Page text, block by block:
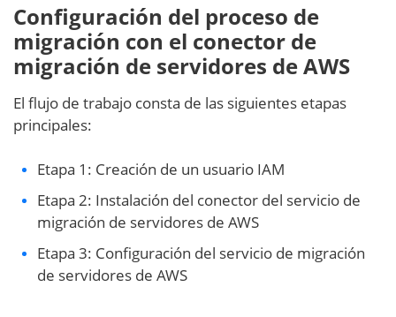
Configuración del proceso de
migración con el conector de
migración de servidores de AWS
El flujo de trabajo consta de las siguientes etapas
principales:
Etapa 1: Creación de un usuario IAM
Etapa 2: Instalación del conector del servicio de
migración de servidores de AWS
Etapa 3: Configuración del servicio de migración
de servidores de AWS